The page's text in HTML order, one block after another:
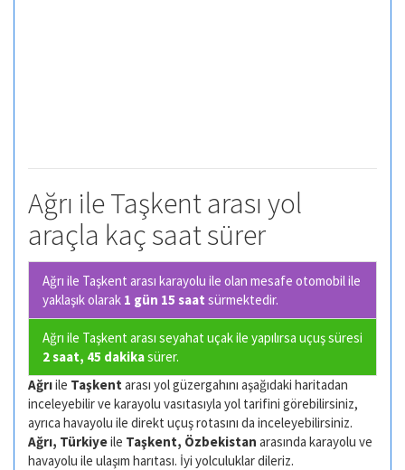
Ağrı ile Taşkent arası yol
araçla kaç saat sürer
Ağrı ile Taşkent arası karayolu ile olan mesafe otomobil ile
yaklaşık olarak 1 gün 15 saat sürmektedir.
Ağrı ile Taşkent arası seyahat uçak ile yapılırsa uçuş süresi
2 saat, 45 dakikasürer.
Ağrıile Taşkent arası yol güzergahını aşağıdaki haritadan
inceleyebilir ve karayolu vasıtasıyla yol tarifini görebilirsiniz,
ayrıca havayolu ile direkt uçuş rotasını da inceleyebilirsiniz.
Ağrı, Türkiyeile Taşkent, Özbekistan arasında karayolu ve
havayolu ile ulaşım harıtası. İyi yolculuklar dileriz.